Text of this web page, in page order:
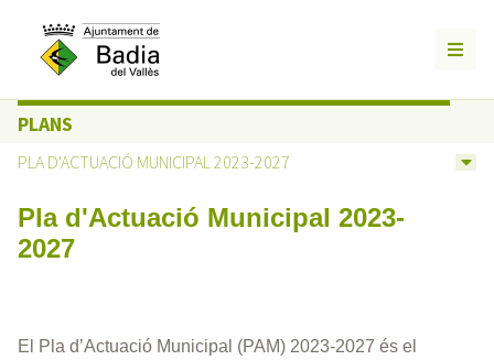
PLANS
PLA D'ACTUACIÓ MUNICIPAL 2023-2027
Pla d'Actuació Municipal 2023-
2027
El Pla d’Actuació Municipal (PAM) 2023-2027 és el